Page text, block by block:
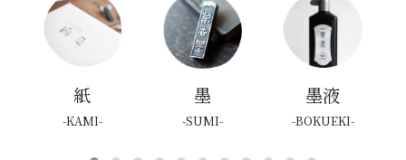
紙
KAMI
墨
SUMI
墨液
BOKUEKI